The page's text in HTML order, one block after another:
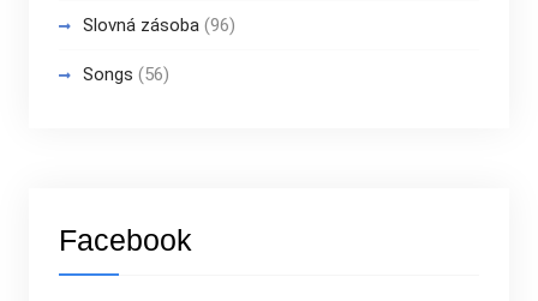
Slovná zásoba(96)
Songs (56)
Facebook